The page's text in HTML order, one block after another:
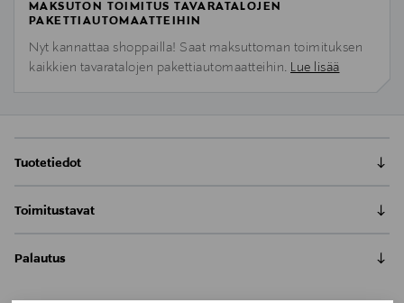
MAKSUTON TOIMITUS TAVARATALOJEN
PAKETTIAUTOMAATTEIHIN
Nyt kannattaa shoppailla! Saat maksuttoman toimituksen
kaikkien tavaratalojen pakettiautomaatteihin. Lue lisää
Tuotetiedot
HUOKOSTEN HOITOON!
jotka auttavat huokosia puhdistumaan ja pysymään
Toimitustavat
0,00 € – 4,90 €
Kotiinkuljetus
Palautus